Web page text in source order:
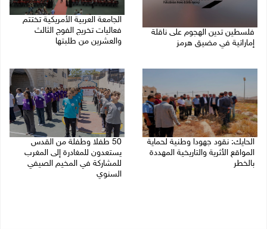
فلسطين تدين الهجوم على ناقلة
إماراتية في مضيق هرمز
الجامعة العربية الأمريكية تختتم
فعاليات تخريج الفوج الثالث
والعشرين من طلبتها
الحايك: نقود جهودا وطنية لحماية
المواقع الأثرية والتاريخية المهددة
بالخطر
50 طفلا وطفلة من القدس
يستعدون للمغادرة إلى المغرب
للمشاركة في المخيم الصيفي
السنوي